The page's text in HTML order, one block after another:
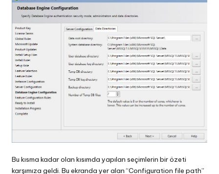
Bu kısma kadar olan kısımda yapılan seçimlerin bir özeti
karşımıza geldi. Bu ekranda yer alan “Configuration file path”